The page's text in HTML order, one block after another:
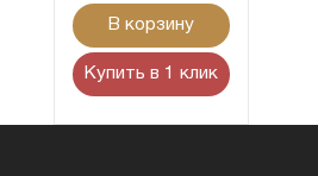
В корзину
Купить в 1 клик